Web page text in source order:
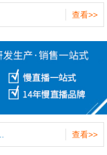
查看>>
查看>>